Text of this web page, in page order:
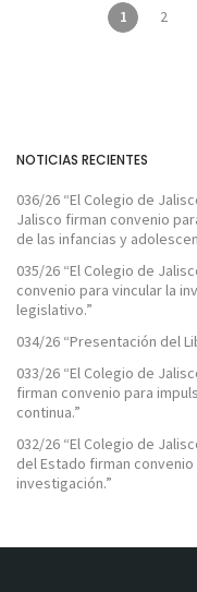
1 2
NOTICIAS RECIENTES
036/26 “El Colegio de
Jalisco firman convenio
de las infancias y
035/26 “El Colegio de
convenio para vincular la
legislativo.”
034/26 “Presentación del
033/26 “El Colegio de
firman convenio para
continua.”
032/26 “El Colegio de
del Estado firman
investigación.”